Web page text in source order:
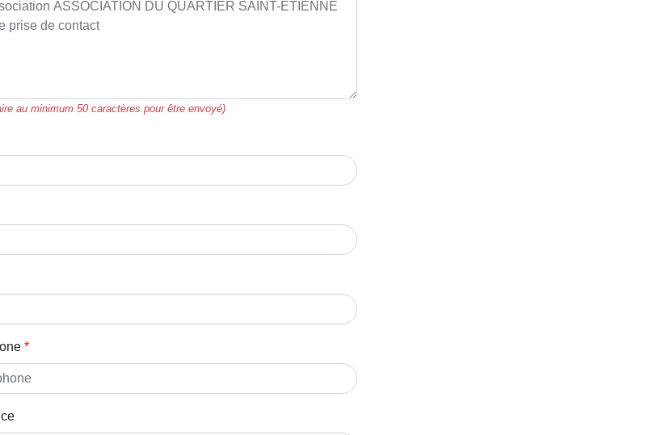
au minimum 50 caractères pour être envoyé)